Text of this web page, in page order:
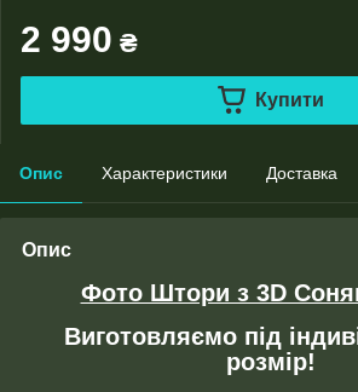
2 990 ₴
Купити
Опис Характеристики Доставка
Опис
Фото Штори з 3D
Виготовляємо під
розмір!